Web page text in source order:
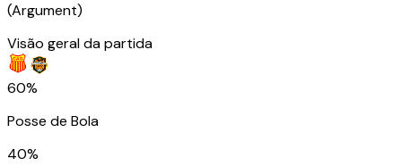
(Argument)
Visão geral da partida
60%
Posse de Bola
40%